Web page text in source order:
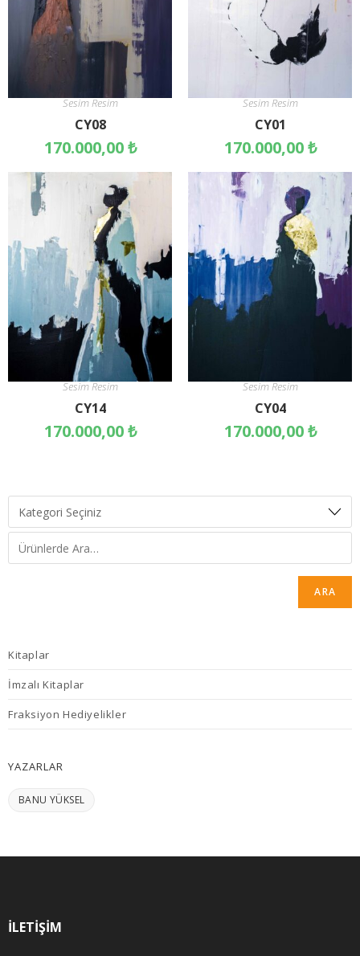
Sesim Resim
CY08
170.000,00₺
Sesim Resim
CY01
170.000,00₺
Sesim Resim
CY14
170.000,00₺
Sesim Resim
CY04
170.000,00₺
ARA
Kitaplar
İmzalı Kitaplar
Fraksiyon Hediyelikler
YAZARLAR
BANU YÜKSEL
İLETIŞIM